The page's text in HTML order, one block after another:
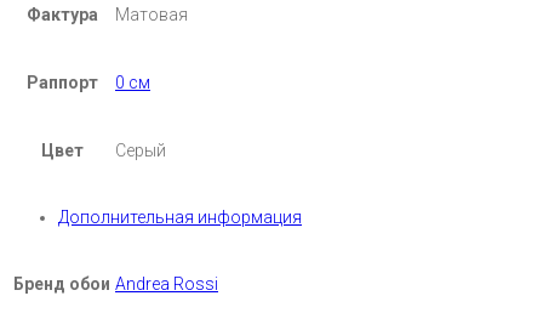
Фактура Матовая
Раппорт 0 см
Цвет Серый
Дополнительная информация
Бренд обои Andrea Rossi